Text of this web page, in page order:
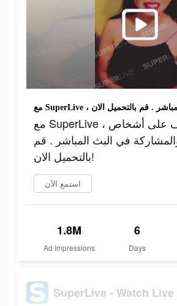
مع SuperLive ، يمكنك التعرف على أشخاص
في البث المباشر . قم
بالتحميل الان!
استمع الآن
1.8M
Ad Impressions
6
Days